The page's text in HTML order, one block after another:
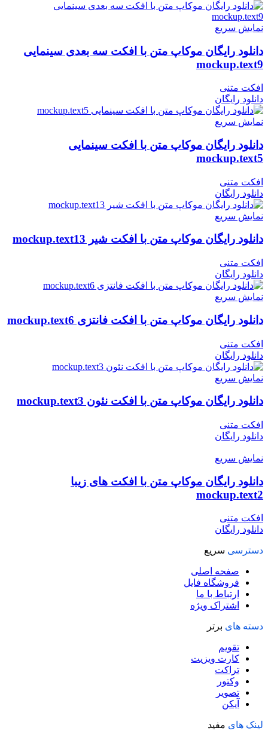
نمایش سریع
دانلود رایگان موکاپ متن با افکت سه بعدی سینمایی
mockup.text9
افکت متنی
دانلود رایگان
نمایش سریع
دانلود رایگان موکاپ متن با افکت سینمایی
mockup.text5
افکت متنی
دانلود رایگان
نمایش سریع
دانلود رایگان موکاپ متن با افکت شیر mockup.text13
افکت متنی
دانلود رایگان
نمایش سریع
دانلود رایگان موکاپ متن با افکت فانتزی mockup.text6
افکت متنی
دانلود رایگان
نمایش سریع
دانلود رایگان موکاپ متن با افکت نئون mockup.text3
افکت متنی
دانلود رایگان
نمایش سریع
دانلود رایگان موکاپ متن با افکت های زیبا
mockup.text2
افکت متنی
دانلود رایگان
دسترسی سریع
صفحه اصلی
فروشگاه فایل
ارتباط با ما
اشتراک ویژه
دسته های برتر
تقویم
کارت ویزیت
تراکت
وکتور
تصویر
آیکن
لینک های مفید